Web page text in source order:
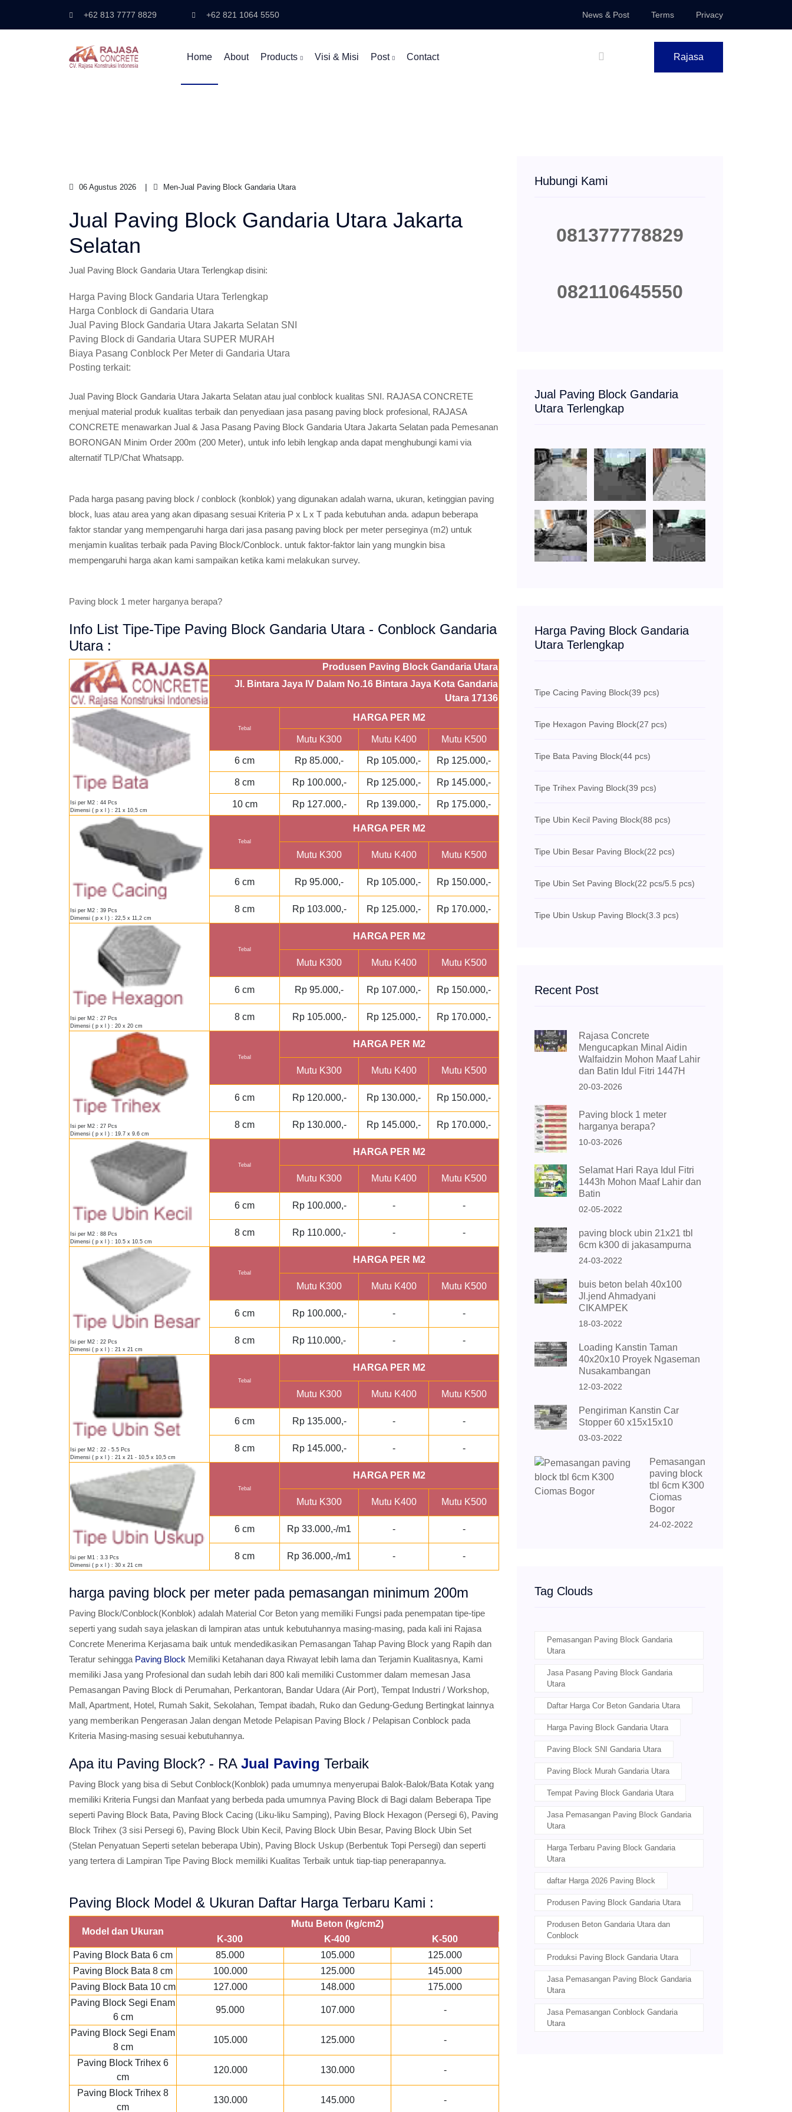
+62 813 7777 8829 +62 821 1064 5550 News & Post Terms Privacy
Home About Products Visi & Misi Post Contact Rajasa
06 Agustus 2026 Men-Jual Paving Block Gandaria Utara
Jual Paving Block Gandaria Utara Jakarta
Selatan
Jual Paving Block Gandaria Utara Terlengkap disini:
Harga Paving Block Gandaria Utara Terlengkap
Harga Conblock di Gandaria Utara
Jual Paving Block Gandaria Utara Jakarta Selatan SNI
Paving Block di Gandaria Utara SUPER MURAH
Biaya Pasang Conblock Per Meter di Gandaria Utara
Posting terkait:
Jual Paving Block Gandaria Utara Jakarta Selatan atau jual conblock kualitas SNI. RAJASA CONCRETE
menjual material produk kualitas terbaik dan penyediaan jasa pasang paving block profesional, RAJASA
CONCRETE menawarkan Jual & Jasa Pasang Paving Block Gandaria Utara Jakarta Selatan pada Pemesanan
BORONGAN Minim Order 200m (200 Meter), untuk info lebih lengkap anda dapat menghubungi kami via
alternatif TLP/Chat Whatsapp.
Pada harga pasang paving block / conblock (konblok) yang digunakan adalah warna, ukuran, ketinggian paving
block, luas atau area yang akan dipasang sesuai Kriteria P x L x T pada kebutuhan anda. adapun beberapa
faktor standar yang mempengaruhi harga dari jasa pasang paving block per meter perseginya (m2) untuk
menjamin kualitas terbaik pada Paving Block/Conblock. untuk faktor-faktor lain yang mungkin bisa
mempengaruhi harga akan kami sampaikan ketika kami melakukan survey.
Paving block 1 meter harganya berapa?
Info List Tipe-Tipe Paving Block Gandaria Utara - Conblock Gandaria
Utara :
Produsen Paving Block Gandaria Utara
Jl. Bintara Jaya IV Dalam No.16 Bintara Jaya Kota Gandaria
Utara 17136
Isi per M2 : 44 Pcs
Dimensi ( p x l ) : 21 x 10,5 cm
Tebal
HARGA PER M2
Mutu K300 Mutu K400 Mutu K500
6 cm Rp 85.000,- Rp 105.000,- Rp 125.000,-
8 cm Rp 100.000,- Rp 125.000,- Rp 145.000,-
10 cm Rp 127.000,- Rp 139.000,- Rp 175.000,-
Isi per M2 : 39 Pcs
Dimensi ( p x l ) : 22,5 x 11,2 cm
Tebal
HARGA PER M2
Mutu K300 Mutu K400 Mutu K500
6 cm Rp 95.000,- Rp 105.000,- Rp 150.000,-
8 cm Rp 103.000,- Rp 125.000,- Rp 170.000,-
Isi per M2 : 27 Pcs
Dimensi ( p x l ) : 20 x 20 cm
Tebal
HARGA PER M2
Mutu K300 Mutu K400 Mutu K500
6 cm Rp 95.000,- Rp 107.000,- Rp 150.000,-
8 cm Rp 105.000,- Rp 125.000,- Rp 170.000,-
Isi per M2 : 27 Pcs
Dimensi ( p x l ) : 19.7 x 9.6 cm
Tebal
HARGA PER M2
Mutu K300 Mutu K400 Mutu K500
6 cm Rp 120.000,- Rp 130.000,- Rp 150.000,-
8 cm Rp 130.000,- Rp 145.000,- Rp 170.000,-
Isi per M2 : 88 Pcs
Dimensi ( p x l ) : 10.5 x 10.5 cm
Tebal
HARGA PER M2
Mutu K300 Mutu K400 Mutu K500
6 cm Rp 100.000,- - -
8 cm Rp 110.000,- - -
Isi per M2 : 22 Pcs
Dimensi ( p x l ) : 21 x 21 cm
Tebal
HARGA PER M2
Mutu K300 Mutu K400 Mutu K500
6 cm Rp 100.000,- - -
8 cm Rp 110.000,- - -
Isi per M2 : 22 - 5.5 Pcs
Dimensi ( p x l ) : 21 x 21 - 10,5 x 10,5 cm
Tebal
HARGA PER M2
Mutu K300 Mutu K400 Mutu K500
6 cm Rp 135.000,- - -
8 cm Rp 145.000,- - -
Isi per M1 : 3.3 Pcs
Dimensi ( p x l ) : 30 x 21 cm
Tebal
HARGA PER M2
Mutu K300 Mutu K400 Mutu K500
6 cm Rp 33.000,-/m1 - -
8 cm Rp 36.000,-/m1 - -
harga paving block per meter pada pemasangan minimum 200m
Paving Block/Conblock(Konblok) adalah Material Cor Beton yang memiliki Fungsi pada penempatan tipe-tipe
seperti yang sudah saya jelaskan di lampiran atas untuk kebutuhannya masing-masing, pada kali ini Rajasa
Concrete Menerima Kerjasama baik untuk mendedikasikan Pemasangan Tahap Paving Block yang Rapih dan
Teratur sehingga Paving Block Memiliki Ketahanan daya Riwayat lebih lama dan Terjamin Kualitasnya, Kami
memiliki Jasa yang Profesional dan sudah lebih dari 800 kali memiliki Custommer dalam memesan Jasa
Pemasangan Paving Block di Perumahan, Perkantoran, Bandar Udara (Air Port), Tempat Industri / Workshop,
Mall, Apartment, Hotel, Rumah Sakit, Sekolahan, Tempat ibadah, Ruko dan Gedung-Gedung Bertingkat lainnya
yang memberikan Pengerasan Jalan dengan Metode Pelapisan Paving Block / Pelapisan Conblock pada
Kriteria Masing-masing sesuai kebutuhannya.
Apa itu Paving Block? - RA Jual Paving Terbaik
Paving Block yang bisa di Sebut Conblock(Konblok) pada umumnya menyerupai Balok-Balok/Bata Kotak yang
memiliki Kriteria Fungsi dan Manfaat yang berbeda pada umumnya Paving Block di Bagi dalam Beberapa Tipe
seperti Paving Block Bata, Paving Block Cacing (Liku-liku Samping), Paving Block Hexagon (Persegi 6), Paving
Block Trihex (3 sisi Persegi 6), Paving Block Ubin Kecil, Paving Block Ubin Besar, Paving Block Ubin Set
(Stelan Penyatuan Seperti setelan beberapa Ubin), Paving Block Uskup (Berbentuk Topi Persegi) dan seperti
yang tertera di Lampiran Tipe Paving Block memiliki Kualitas Terbaik untuk tiap-tiap penerapannya.
Paving Block Model & Ukuran Daftar Harga Terbaru Kami :
Model dan Ukuran
Mutu Beton (kg/cm2)
K-300
K-400
K-500
Paving Block Bata 6 cm
85.000 105.000
125.000
Paving Block Bata 8 cm
100.000 125.000
145.000
Paving Block Bata 10 cm
127.000 148.000
175.000
Paving Block Segi Enam
6 cm
95.000 107.000 -
Paving Block Segi Enam
8 cm
105.000 125.000 -
Paving Block Trihex 6
cm
120.000 130.000 -
Paving Block Trihex 8
cm
130.000 145.000 -
Hubungi Kami
081377778829
082110645550
Jual Paving Block Gandaria
Utara Terlengkap
Harga Paving Block Gandaria
Utara Terlengkap
Tipe Cacing Paving Block(39 pcs)
Tipe Hexagon Paving Block(27 pcs)
Tipe Bata Paving Block(44 pcs)
Tipe Trihex Paving Block(39 pcs)
Tipe Ubin Kecil Paving Block(88 pcs)
Tipe Ubin Besar Paving Block(22 pcs)
Tipe Ubin Set Paving Block(22 pcs/5.5 pcs)
Tipe Ubin Uskup Paving Block(3.3 pcs)
Recent Post
Rajasa Concrete
Mengucapkan Minal Aidin
Walfaidzin Mohon Maaf Lahir
dan Batin Idul Fitri 1447H
20-03-2026
Paving block 1 meter
harganya berapa?
10-03-2026
Selamat Hari Raya Idul Fitri
1443h Mohon Maaf Lahir dan
Batin
02-05-2022
paving block ubin 21x21 tbl
6cm k300 di jakasampurna
24-03-2022
buis beton belah 40x100
Jl.jend Ahmadyani
CIKAMPEK
18-03-2022
Loading Kanstin Taman
40x20x10 Proyek Ngaseman
Nusakambangan
12-03-2022
Pengiriman Kanstin Car
Stopper 60 x15x15x10
03-03-2022
Pemasangan
paving block
tbl 6cm K300
Ciomas
Bogor
24-02-2022
Tag Clouds
Pemasangan Paving Block Gandaria
Utara
Jasa Pasang Paving Block Gandaria
Utara
Daftar Harga Cor Beton Gandaria Utara
Harga Paving Block Gandaria Utara
Paving Block SNI Gandaria Utara
Paving Block Murah Gandaria Utara
Tempat Paving Block Gandaria Utara
Jasa Pemasangan Paving Block Gandaria
Utara
Harga Terbaru Paving Block Gandaria
Utara
daftar Harga 2026 Paving Block
Produsen Paving Block Gandaria Utara
Produsen Beton Gandaria Utara dan
Conblock
Produksi Paving Block Gandaria Utara
Jasa Pemasangan Paving Block Gandaria
Utara
Jasa Pemasangan Conblock Gandaria
Utara